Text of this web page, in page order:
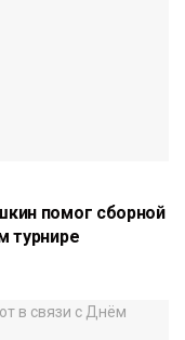
помог сборной
турнире